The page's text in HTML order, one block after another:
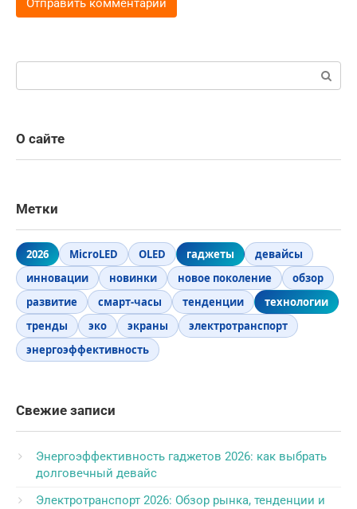
О сайте
Метки
2026 MicroLED OLED гаджеты
девайсы
инновации
новинки новое поколение
обзор
развитие
смарт-часы тенденции
технологии
тренды
эко экраны
электротранспорт
энергоэффективность
Свежие записи
Энергоэффективность гаджетов 2026: как выбрать
долговечный девайс
Электротранспорт 2026: Обзор рынка, тенденции и